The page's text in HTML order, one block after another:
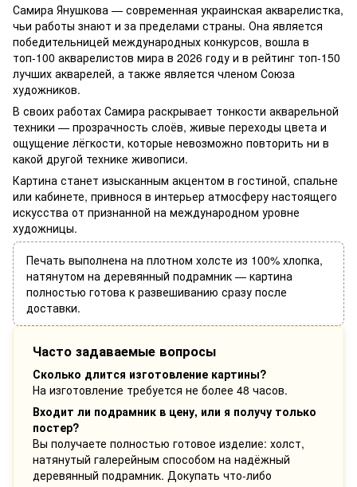
Самира Янушкова — современная украинская акварелистка,
чьи работы знают и за пределами страны. Она является
победительницей международных конкурсов, вошла в
топ-100 акварелистов мира в 2026 году и в рейтинг топ-150
лучших акварелей, а также является членом Союза
художников.
В своих работах Самира раскрывает тонкости акварельной
техники — прозрачность слоёв, живые переходы цвета и
ощущение лёгкости, которые невозможно повторить ни в
какой другой технике живописи.
Картина станет изысканным акцентом в гостиной, спальне
или кабинете, привнося в интерьер атмосферу настоящего
искусства от признанной на международном уровне
художницы.
Печать выполнена на плотном холсте из 100% хлопка,
натянутом на деревянный подрамник — картина
полностью готова к развешиванию сразу после
доставки.
Часто задаваемые вопросы
Сколько длится изготовление картины?
На изготовление требуется не более 48 часов.
Входит ли подрамник в цену, или я получу только
постер?
Вы получаете полностью готовое изделие: холст,
натянутый галерейным способом на надёжный
деревянный подрамник. Докупать что-либо